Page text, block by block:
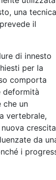
una tecnica
il
di innesto
per la
comporta
deformità
che un
vertebrale,
crescita
da
i